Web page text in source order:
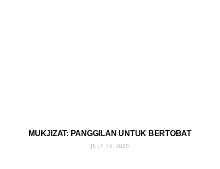
MUKJIZAT: PANGGILAN UNTUK BERTOBAT
JULY 15, 2025